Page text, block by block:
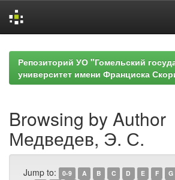
navigationРепозиторий УО "Гомельский
университет имени Франциска
Browsing by Author
Медведев, Э. С.
Jump to: 0-9 A B C D E F G